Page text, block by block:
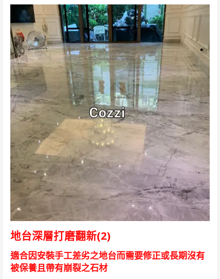
地台深層打磨翻新(2)
適合因安裝手工差劣之地台而需要修正或長期沒有
被保養且帶有崩裂之石材